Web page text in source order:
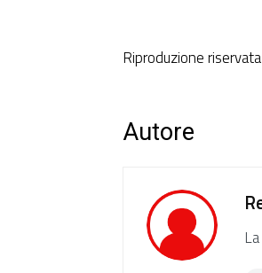
Riproduzione
Autore